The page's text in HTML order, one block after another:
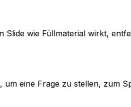
wie Füllmaterial wirkt,
um eine Frage zu stellen,